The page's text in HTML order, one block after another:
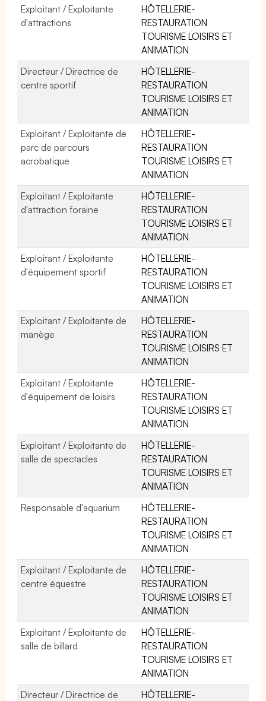
Exploitant / Exploitante
d'attractions
HÔTELLERIE-
RESTAURATION
TOURISME LOISIRS ET
ANIMATION
Directeur / Directrice de
centre sportif
HÔTELLERIE-
RESTAURATION
TOURISME LOISIRS ET
ANIMATION
Exploitant / Exploitante de
parc de parcours
acrobatique
HÔTELLERIE-
RESTAURATION
TOURISME LOISIRS ET
ANIMATION
Exploitant / Exploitante
d'attraction foraine
HÔTELLERIE-
RESTAURATION
TOURISME LOISIRS ET
ANIMATION
Exploitant / Exploitante
d'équipement sportif
HÔTELLERIE-
RESTAURATION
TOURISME LOISIRS ET
ANIMATION
Exploitant / Exploitante de
manège
HÔTELLERIE-
RESTAURATION
TOURISME LOISIRS ET
ANIMATION
Exploitant / Exploitante
d'équipement de loisirs
HÔTELLERIE-
RESTAURATION
TOURISME LOISIRS ET
ANIMATION
Exploitant / Exploitante de
salle de spectacles
HÔTELLERIE-
RESTAURATION
TOURISME LOISIRS ET
ANIMATION
Responsable d'aquarium
HÔTELLERIE-
RESTAURATION
TOURISME LOISIRS ET
ANIMATION
Exploitant / Exploitante de
centre équestre
HÔTELLERIE-
RESTAURATION
TOURISME LOISIRS ET
ANIMATION
Exploitant / Exploitante de
salle de billard
HÔTELLERIE-
RESTAURATION
TOURISME LOISIRS ET
ANIMATION
Directeur / Directrice de
HÔTELLERIE-